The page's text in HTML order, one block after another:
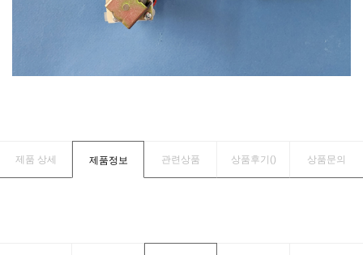
제품 상세 제품정보 관련상품 상품후기() 상품문의